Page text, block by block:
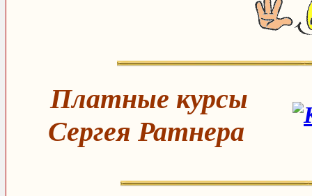
Платные курсы
Сергея Ратнера